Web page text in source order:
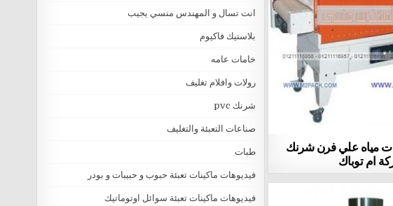
مياه علي فرن شرنك
ام توباك
انت تسال و المهندس منسي يجيب
بلاستيك فاكيوم
خامات عامه
رولات وافلام تغليف
شرنك pvc
صناعات التعبئة والتغليف
طبات
فيديوهات ماكينات تعبئة حبوب و حبيبات و بودر
فيديوهات ماكينات تعبئة سوائل اوتوماتيك